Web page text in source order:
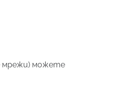
мрежи) можете